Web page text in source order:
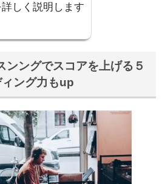
しく説明します
ンングでスコアを上げる５
ング力もup